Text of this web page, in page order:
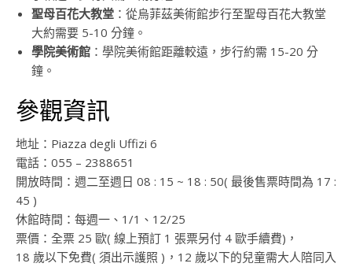
聖母百花大教堂 ：從烏菲茲美術館步行至聖母百花大教堂
大約需要 5-10 分鐘。
學院美術館 ：學院美術館距離較遠，步行約需 15-20 分
鐘。
參觀資訊
地址：Piazza degli Uffizi 6
電話：055 – 2388651
開放時間：週二至週日 08 : 15 ~ 18 : 50( 最後售票時間為 17 :
45 )
休館時間：每週一、1/1、12/25
票價：全票 25 歐( 線上預訂 1 張票另付 4 歐手續費)，
18 歲以下免費( 須出示護照 )，12 歲以下的兒童需大人陪同入